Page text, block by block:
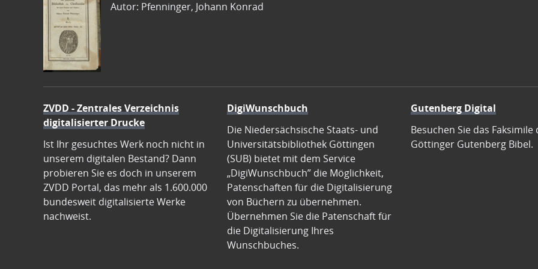
Autor: Pfenninger, Johann Konrad
ZVDD - Zentrales Verzeichnis
digitalisierter Drucke
Ist Ihr gesuchtes Werk noch nicht in
unserem digitalen Bestand? Dann
probieren Sie es doch in unserem
ZVDD Portal, das mehr als 1.600.000
bundesweit digitalisierte Werke
nachweist.
DigiWunschbuch
Die Niedersächsische Staats- und
Universitätsbibliothek Göttingen
(SUB) bietet mit dem Service
„DigiWunschbuch” die Möglichkeit,
Patenschaften für die Digitalisierung
von Büchern zu übernehmen.
Übernehmen Sie die Patenschaft für
die Digitalisierung Ihres
Wunschbuches.
Gutenberg Digital
Besuchen Sie das Faksimile
Göttinger Gutenberg Bibel.